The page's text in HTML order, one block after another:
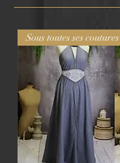
Sous toutes ses coutures